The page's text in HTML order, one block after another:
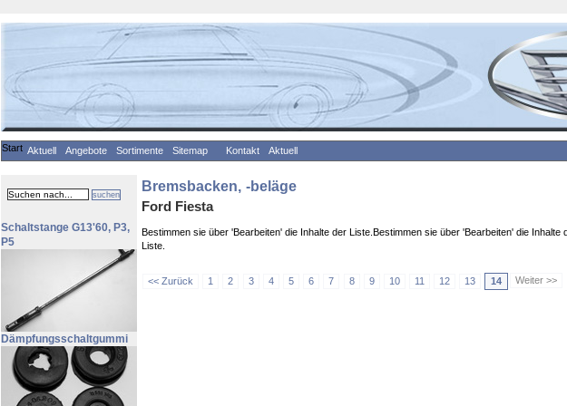
Start Aktuell Angebote Sortimente Sitemap Kontakt Aktuell
suchen
Schaltstange G13'60, P3,
P5
Dämpfungsschaltgummi
Bremsbacken, -beläge
Ford Fiesta
Bestimmen sie über 'Bearbeiten' die Inhalte der Liste.Bestimmen sie über 'Bearbeiten' die Inhalte
Liste.
<< Zurück 1 2 3 4 5 6 7 8 9 10 11 12 13 14 Weiter >>